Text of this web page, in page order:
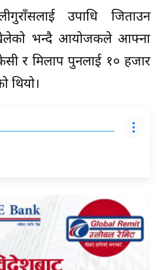
उपाधि जिताउन
खेलेको भन्दै आयोजकले आफ्ना
र मिलाप पुनलाई १० हजार
थियो।